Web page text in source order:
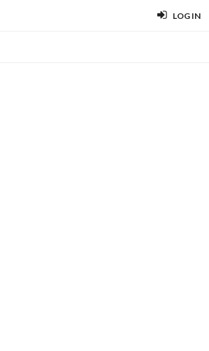
LOG IN